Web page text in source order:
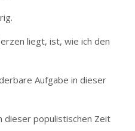
liegt, ist, wie ich den
Aufgabe in dieser
dieser populistischen Zeit